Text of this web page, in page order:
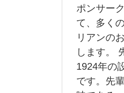
ポンサー
て、多く
リアンの
します。
1924年の
です。先